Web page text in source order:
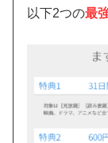
以下2つの最